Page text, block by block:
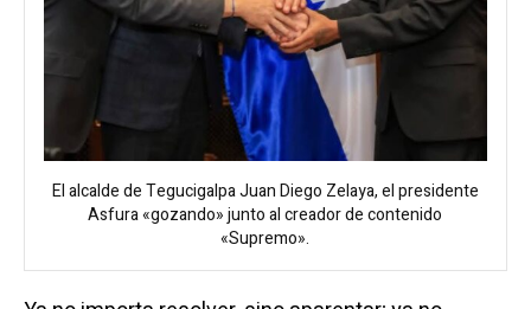
El alcalde de Tegucigalpa Juan Diego Zelaya, el presidente
Asfura «gozando» junto al creador de contenido
«Supremo».